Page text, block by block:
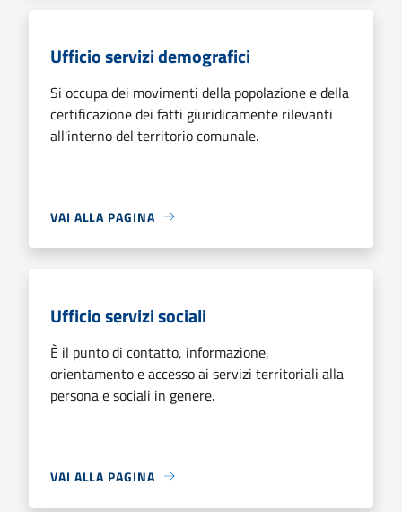
Ufficio servizi demografici
Si occupa dei movimenti della popolazione e della
certificazione dei fatti giuridicamente rilevanti
all'interno del territorio comunale.
VAI ALLA PAGINA
Ufficio servizi sociali
È il punto di contatto, informazione,
orientamento e accesso ai servizi territoriali alla
persona e sociali in genere.
VAI ALLA PAGINA